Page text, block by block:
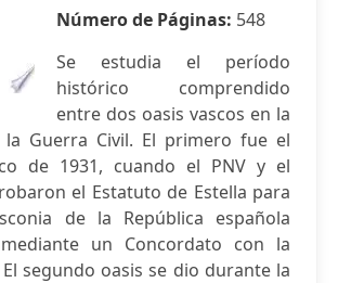
Número de Páginas: 548
Se estudia el período
histórico comprendido
entre dos oasis vascos en la
la Guerra Civil. El primero fue el
de 1931, cuando el PNV y el
el Estatuto de Estella para
de la República española
un Concordato con la
El segundo oasis se dio durante la